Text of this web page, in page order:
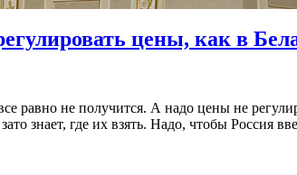
цены, как в
не получится. А надо цены не
знает, где их взять. Надо, чтобы Россия